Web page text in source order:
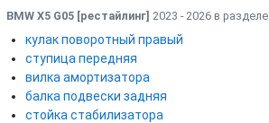
BMW X5 G05 [рестайлинг] 2023 - 2026 в разделе
кулак поворотный правый
ступица передняя
вилка амортизатора
балка подвески задняя
стойка стабилизатора